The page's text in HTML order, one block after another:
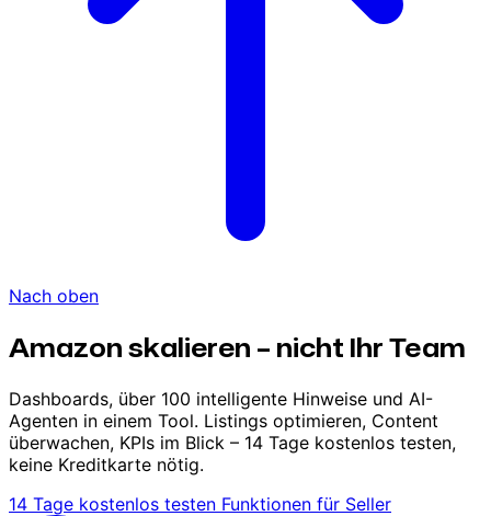
Nach oben
Amazon skalieren – nicht Ihr Team
Dashboards, über 100 intelligente Hinweise und AI-
Agenten in einem Tool. Listings optimieren, Content
überwachen, KPIs im Blick – 14 Tage kostenlos testen,
keine Kreditkarte nötig.
14 Tage kostenlos testen Funktionen für Seller